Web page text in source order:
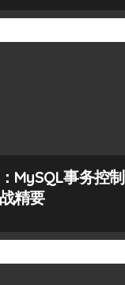
MySQL事务控制
精要